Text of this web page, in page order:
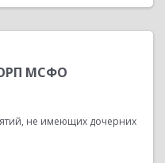
МСФО
не имеющих дочерних